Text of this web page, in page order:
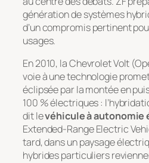
génération de systèmes
d’un compromis pertinent
usages.
En 2010, la Chevrolet Volt
voie à une technologie
éclipsée par la montée en
100 % électriques :
dit levéhicule à autonomie
Extended-Range Electric
tard, dans un paysage
hybrides particuliers